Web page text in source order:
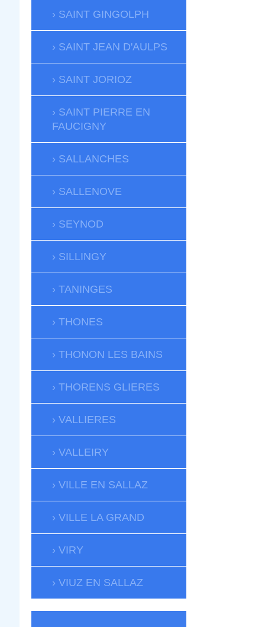
SAINT GINGOLPH
SAINT JEAN D'AULPS
SAINT JORIOZ
SAINT PIERRE EN
FAUCIGNY
SALLANCHES
SALLENOVE
SEYNOD
SILLINGY
TANINGES
THONES
THONON LES BAINS
THORENS GLIERES
VALLIERES
VALLEIRY
VILLE EN SALLAZ
VILLE LA GRAND
VIRY
VIUZ EN SALLAZ